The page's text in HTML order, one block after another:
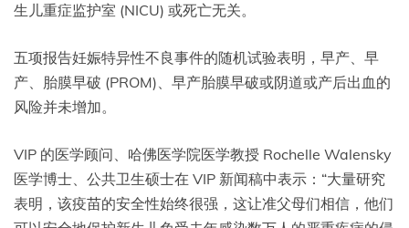
生儿重症监护室 (NICU) 或死亡无关。
五项报告妊娠特异性不良事件的随机试验表明，早产、早
产、胎膜早破 (PROM)、早产胎膜早破或阴道或产后出血的
风险并未增加。
VIP 的医学顾问、哈佛医学院医学教授 Rochelle Walensky
医学博士、公共卫生硕士在 VIP 新闻稿中表示：“大量研究
表明，该疫苗的安全性始终很强，这让准父母们相信，他们